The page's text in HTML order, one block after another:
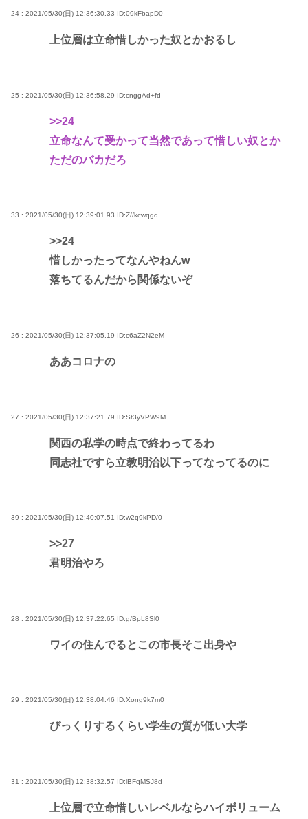
24 : 2021/05/30(日) 12:36:30.33 ID:09kFbapD0
上位層は立命惜しかった奴とかおるし
25 : 2021/05/30(日) 12:36:58.29 ID:cnggAd+fd
>>24
立命なんて受かって当然であって惜しい奴とか
ただのバカだろ
33 : 2021/05/30(日) 12:39:01.93 ID:Z//kcwqgd
>>24
惜しかったってなんやねんw
落ちてるんだから関係ないぞ
26 : 2021/05/30(日) 12:37:05.19 ID:c6aZ2N2eM
ああコロナの
27 : 2021/05/30(日) 12:37:21.79 ID:St3yVPW9M
関西の私学の時点で終わってるわ
同志社ですら立教明治以下ってなってるのに
39 : 2021/05/30(日) 12:40:07.51 ID:w2q9kPD/0
>>27
君明治やろ
28 : 2021/05/30(日) 12:37:22.65 ID:g/BpL8Sl0
ワイの住んでるとこの市長そこ出身や
29 : 2021/05/30(日) 12:38:04.46 ID:Xong9k7m0
びっくりするくらい学生の質が低い大学
31 : 2021/05/30(日) 12:38:32.57 ID:lBFqMSJ8d
上位層で立命惜しいレベルならハイボリューム